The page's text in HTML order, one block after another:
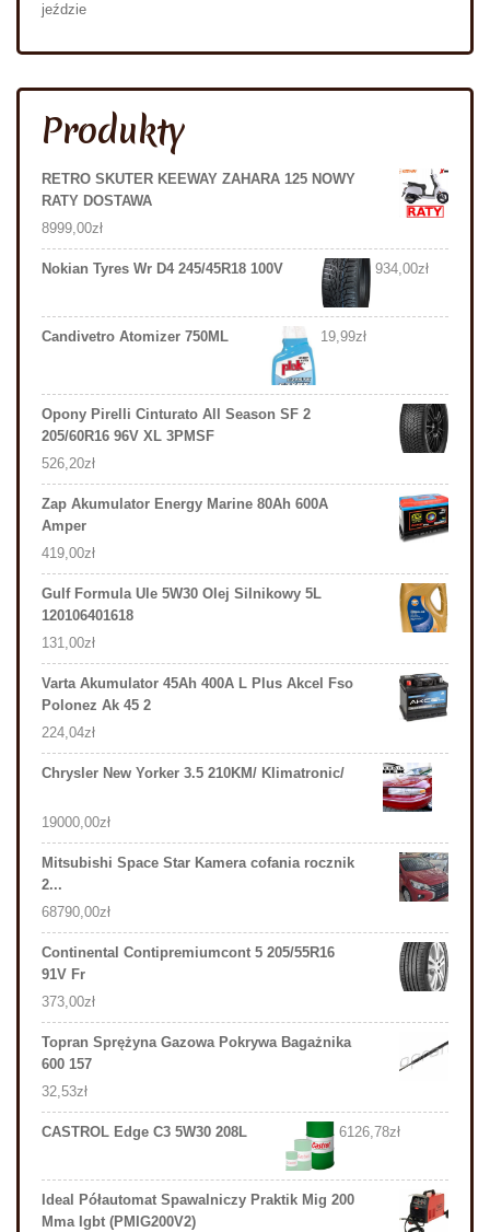
jeździe
Produkty
RETRO SKUTER KEEWAY ZAHARA 125 NOWY
RATY DOSTAWA
8999,00zł
Nokian Tyres Wr D4 245/45R18 100V 934,00zł
Candivetro Atomizer 750ML 19,99zł
Opony Pirelli Cinturato All Season SF 2
205/60R16 96V XL 3PMSF
526,20zł
Zap Akumulator Energy Marine 80Ah 600A
Amper
419,00zł
Gulf Formula Ule 5W30 Olej Silnikowy 5L
120106401618
131,00zł
Varta Akumulator 45Ah 400A L Plus Akcel Fso
Polonez Ak 45 2
224,04zł
Chrysler New Yorker 3.5 210KM/ Klimatronic/
19000,00zł
Mitsubishi Space Star Kamera cofania rocznik
2...
68790,00zł
Continental Contipremiumcont 5 205/55R16
91V Fr
373,00zł
Topran Sprężyna Gazowa Pokrywa Bagażnika
600 157
32,53zł
CASTROL Edge C3 5W30 208L 6126,78zł
Ideal Półautomat Spawalniczy Praktik Mig 200
Mma Igbt (PMIG200V2)